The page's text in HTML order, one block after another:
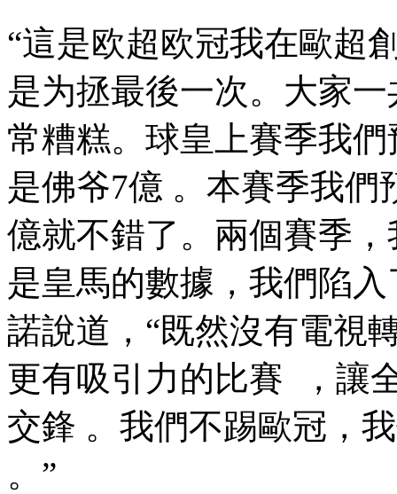
“這是欧超欧冠我在歐超創
是为拯最後一次。大家
常糟糕。球皇上賽季我
是佛爷7億 。本賽季我們
億就不錯了。兩個賽季
是皇馬的數據，我們陷
諾說道，“既然沒有電視
更有吸引力的比賽 ，讓
交鋒 。我們不踢歐冠，
。”